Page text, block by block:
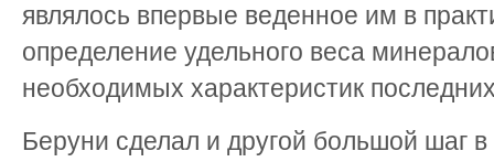
являлось впервые веденное им в
определение удельного веса
необходимых характеристик
Беруни сделал и другой большой шаг